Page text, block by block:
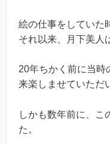
絵の仕事をしていた
それ以来、月下美人
20年ちかく前に当時
来楽しませていただ
しかも数年前に、こ
た。